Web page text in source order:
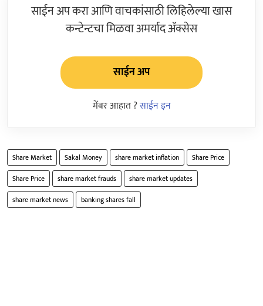
साईन अप करा आणि वाचकांसाठी लिहिलेल्या खास
कन्टेन्टचा मिळवा अमर्याद ॲक्सेस
साईन अप
मेंबर आहात ?साईन इन
Share Market Sakal Money share market inflation
Share Price
Share Price
share market frauds
share market updates
share market news
banking shares fall